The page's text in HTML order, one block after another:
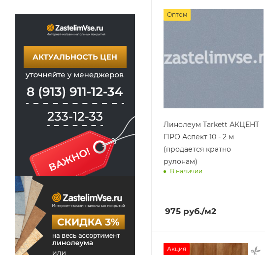
Оптом
Линолеум Tarkett АКЦЕНТ
ПРО Аспект 10 - 2 м
(продается кратно
рулонам)
В наличии
975 руб./м2
Акция